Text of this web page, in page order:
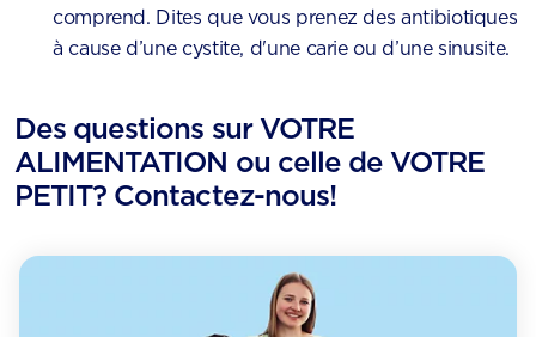
comprend. Dites que vous prenez des antibiotiques
à cause d’une cystite, d'une carie ou d’une sinusite.
Des questions sur VOTRE
ALIMENTATION ou celle de VOTRE
PETIT? Contactez-nous!